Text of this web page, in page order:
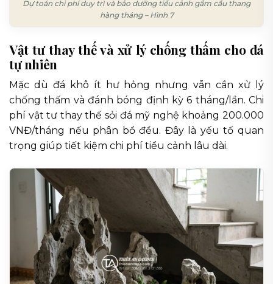
Dự toán chi phí duy trì và bảo dưỡng tiểu cảnh gầm cầu thang
hàng tháng – Hình 7
Vật tư thay thế và xử lý chống thấm cho đá
tự nhiên
Mặc dù đá khô ít hư hỏng nhưng vẫn cần xử lý
chống thấm và đánh bóng định kỳ 6 tháng/lần. Chi
phí vật tư thay thế sỏi đá mỹ nghệ khoảng 200.000
VNĐ/tháng nếu phân bổ đều. Đây là yếu tố quan
trọng giúp tiết kiệm chi phí tiểu cảnh lâu dài.